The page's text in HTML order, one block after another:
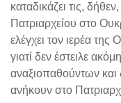
καταδικάζει τις,
Πατριαρχείου στο
ελέγχει τον ιερέα
γιατί δεν έστειλε
αναξιοπαθούντων
ανήκουν στο